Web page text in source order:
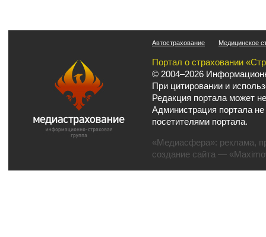
Автострахование Медицинское
Портал о страховании
© 2004–2026
При цитировании и
Редакция портала может
Администрация портала
посетителями портала.
«Медиасфера»: реклама,
создание сайта —